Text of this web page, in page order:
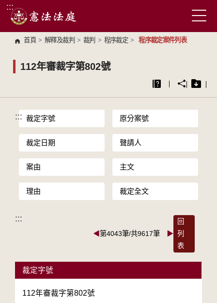
跳到主要內容區塊
:::
首頁 > 解釋及裁判 > 裁判 > 程序裁定 > 程序裁定案件列表
112年審裁字第802號
::: 裁定字號 原分案號
裁定日期 聲請人
案由 主文
理由 裁定全文
:::
◀第4043筆/共9617筆 ▶
回
列
表
裁定字號
112年審裁字第802號